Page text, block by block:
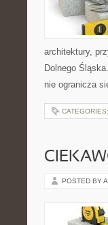
architektury,
Dolnego
nie ogranicza
CATEGORIES:
POSTED BY